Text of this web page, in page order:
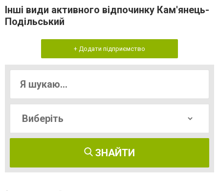
Інші види активного відпочинку Кам'янець-
Подільський
+ Додати підприємство
ЗНАЙТИ